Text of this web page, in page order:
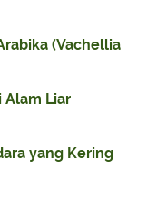
(Vachellia
Alam Liar
yang Kering